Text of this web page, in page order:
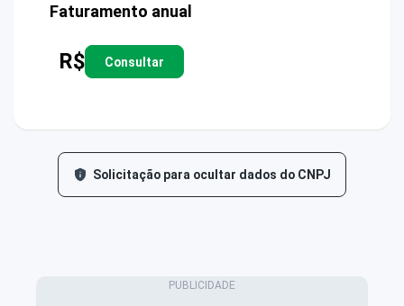
Faturamento anual
R$ Consultar
Solicitação para ocultar dados do CNPJ